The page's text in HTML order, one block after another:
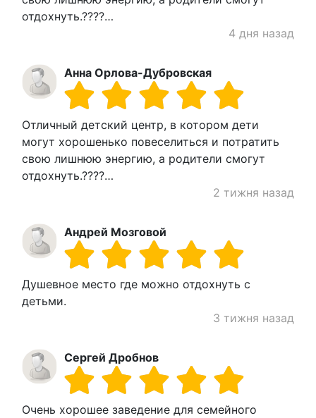
отдохнуть.????…
4 дня назад
Анна Орлова-Дубровская
Отличный детский центр, в котором дети
могут хорошенько повеселиться и потратить
свою лишнюю энергию, а родители смогут
отдохнуть.????…
2 тижня назад
Андрей Мозговой
Душевное место где можно отдохнуть с
детьми.
3 тижня назад
Сергей Дробнов
Очень хорошее заведение для семейного